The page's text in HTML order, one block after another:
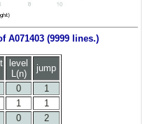
A071403 (9999 lines.)
level
L(n)
jump
0
1
1
1
0
2